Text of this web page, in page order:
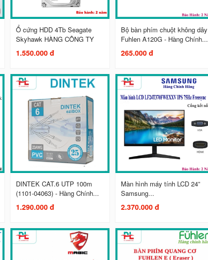
Ổ cứng HDD 4Tb Seagate
Skyhawk HÀNG CÔNG TY
1.550.000 đ
Bộ bàn phím chuột không dây
Fuhlen A120G - Hàng Chính...
265.000 đ
DINTEK CAT.6 UTP 100m
(1101-04063) - Hàng Chính...
1.290.000 đ
Màn hình máy tính LCD 24”
Samsung...
2.370.000 đ